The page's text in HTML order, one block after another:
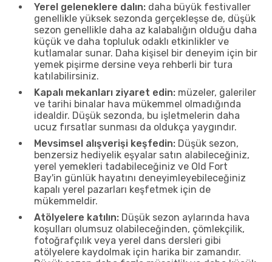
Yerel geleneklere dalın: daha büyük festivaller
genellikle yüksek sezonda gerçekleşse de, düşük
sezon genellikle daha az kalabalığın olduğu daha
küçük ve daha topluluk odaklı etkinlikler ve
kutlamalar sunar. Daha kişisel bir deneyim için bir
yemek pişirme dersine veya rehberli bir tura
katılabilirsiniz.
Kapalı mekanları ziyaret edin: müzeler, galeriler
ve tarihi binalar hava mükemmel olmadığında
idealdir. Düşük sezonda, bu işletmelerin daha
ucuz fırsatlar sunması da oldukça yaygındır.
Mevsimsel alışverişi keşfedin: Düşük sezon,
benzersiz hediyelik eşyalar satın alabileceğiniz,
yerel yemekleri tadabileceğiniz ve Old Fort
Bay'in günlük hayatını deneyimleyebileceğiniz
kapalı yerel pazarları keşfetmek için de
mükemmeldir.
Atölyelere katılın: Düşük sezon aylarında hava
koşulları olumsuz olabileceğinden, çömlekçilik,
fotoğrafçılık veya yerel dans dersleri gibi
atölyelere kaydolmak için harika bir zamandır.